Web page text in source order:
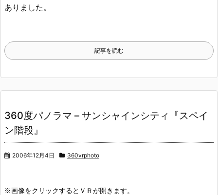
ありました。
記事を読む
360度パノラマ – サンシャインシティ『スペイ
ン階段』
2006年12月4日 360vrphoto